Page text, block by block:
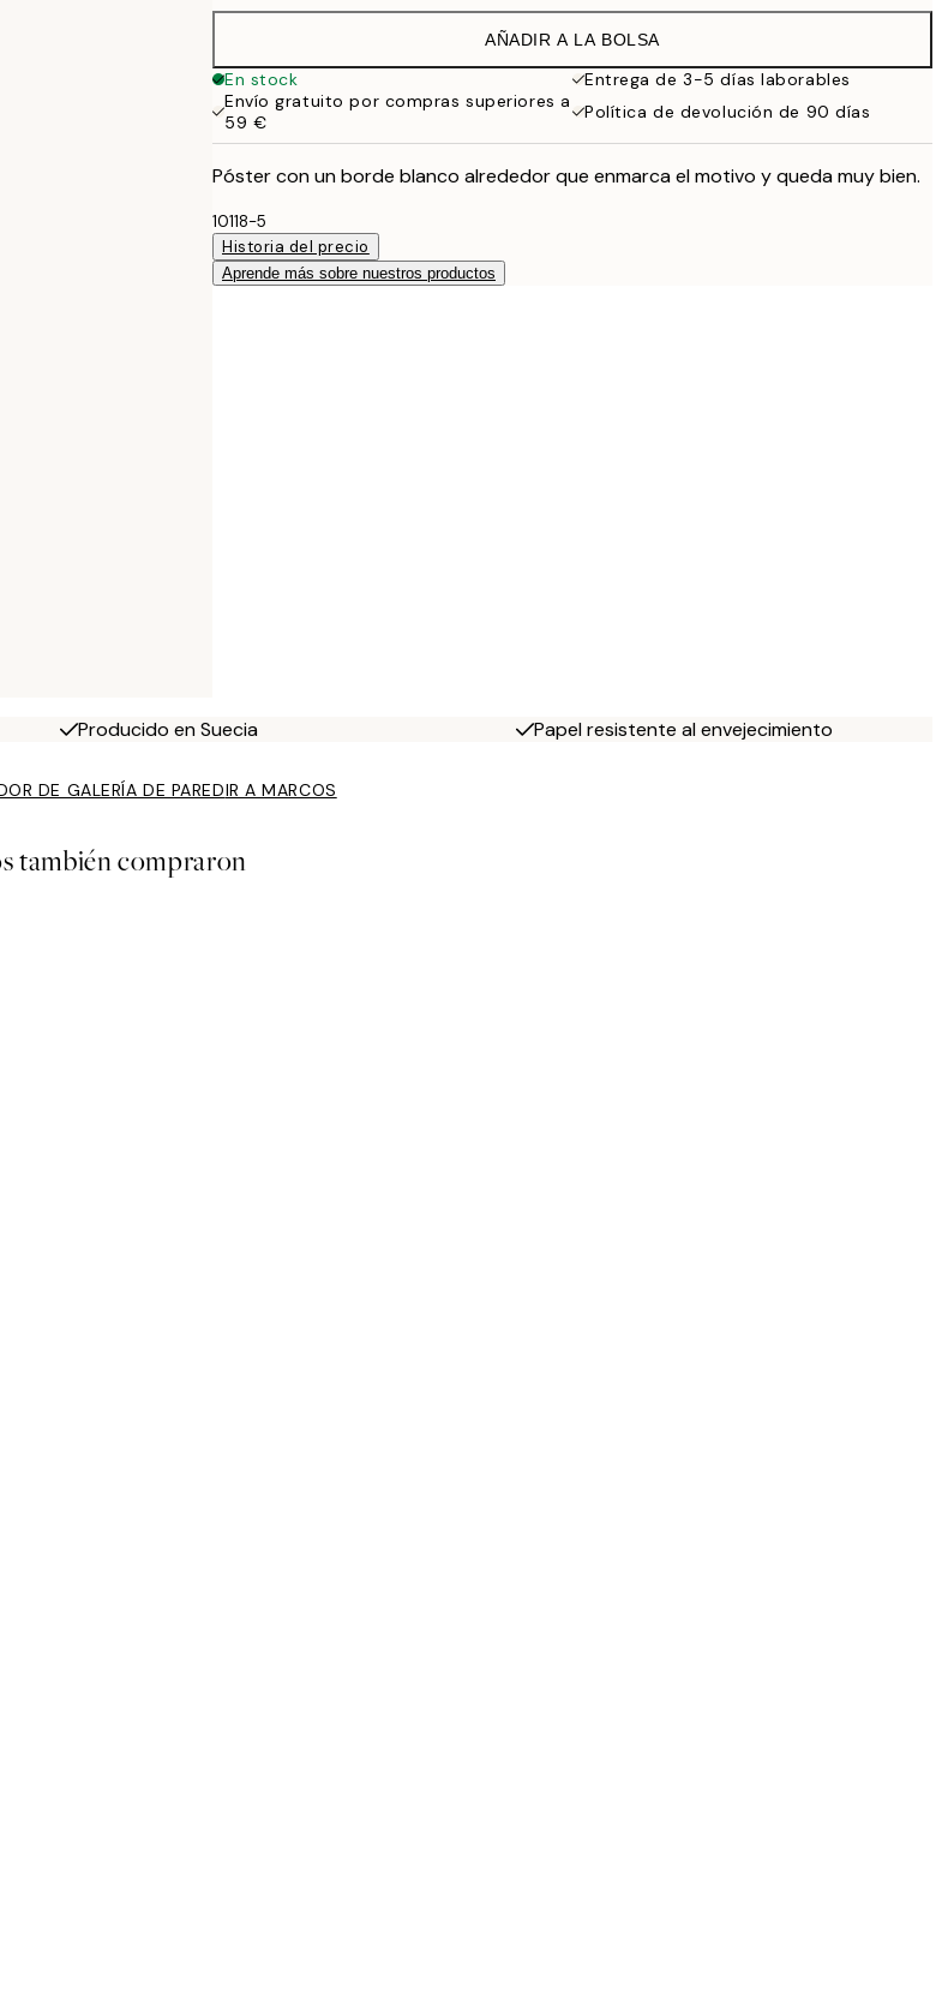
32,45 €
AÑADIR A LA BOLSA
En stock
Entrega de 3-5 días laborables
Envío gratuito por compras superiores a
59 €
Política de devolución de 90 días
Póster con un borde blanco alrededor que enmarca el motivo y queda muy bien.
10118-5
Historia del precio
Aprende más sobre nuestros productos
Producido en Suecia Papel resistente al envejecimiento
DE GALERÍA DE PAREDIR A MARCOS
también compraron